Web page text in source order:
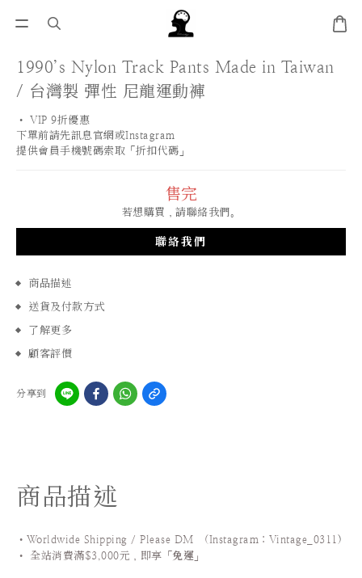
1990’s Nylon Track Pants Made in Taiwan
/ 台灣製 彈性 尼龍運動褲
• VIP 9折優惠
下單前請先訊息官網或Instagram
提供會員手機號碼索取「折扣代碼」
售完
若想購買，請聯絡我們。
聯絡我們
商品描述
送貨及付款方式
了解更多
顧客評價
分享到
商品描述
•Worldwide Shipping / Please DM (Instagram：Vintage_0311 )
•
全站消費滿$3,000元，即享「 免運 」